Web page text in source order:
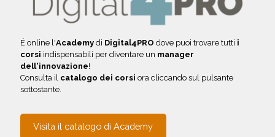
É online l'Academy di Digital4PRO dove puoi trovare tutti i
corsi indispensabili per diventare un manager
dell'innovazione!
Consulta il catalogo dei corsi ora cliccando sul pulsante
sottostante.
Visita il catalogo di Academy